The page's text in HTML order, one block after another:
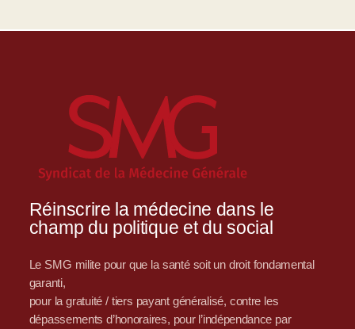
Réinscrire la médecine dans le
champ du politique et du social
Le SMG milite pour que la santé soit un droit fondamental
garanti,
pour la gratuité / tiers payant généralisé, contre les
dépassements d’honoraires, pour l’indépendance par